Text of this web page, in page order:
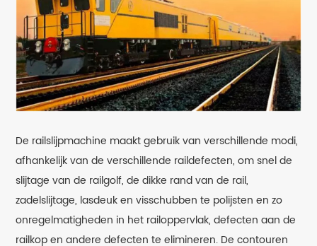
De railslijpmachine maakt gebruik van verschillende modi,
afhankelijk van de verschillende raildefecten, om snel de
slijtage van de railgolf, de dikke rand van de rail,
zadelslijtage, lasdeuk en visschubben te polijsten en zo
onregelmatigheden in het railoppervlak, defecten aan de
railkop en andere defecten te elimineren. De contouren